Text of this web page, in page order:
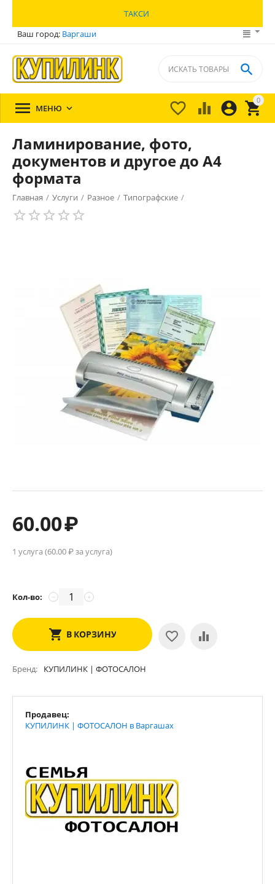
ТАКСИ
Ваш город: Варгаши
0


 

 МЕНЮ 
Ламинирование, фото,
документов и другое до А4
формата
Главная / Услуги / Разное / Типографские /
60.00₽
1 услуга (60.00₽ за услуга)
Кол-во: +
−
В КОРЗИНУ
Бренд КУПИЛИНК | ФОТОСАЛОН
Продавец:
КУПИЛИНК | ФОТОСАЛОН в Варгашах